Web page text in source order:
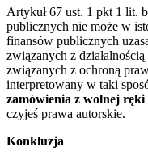
Artykuł 67 ust. 1 pkt 1 lit.
publicznych nie może w
finansów publicznych
związanych z
związanych z ochroną
interpretowany w taki
zamówienia z wolnej ręki
czyjeś prawa autorskie.
Konkluzja